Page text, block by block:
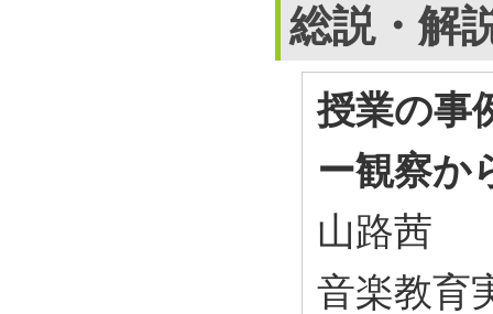
総説・解
授業の事
ー観察か
山路茜
音楽教育